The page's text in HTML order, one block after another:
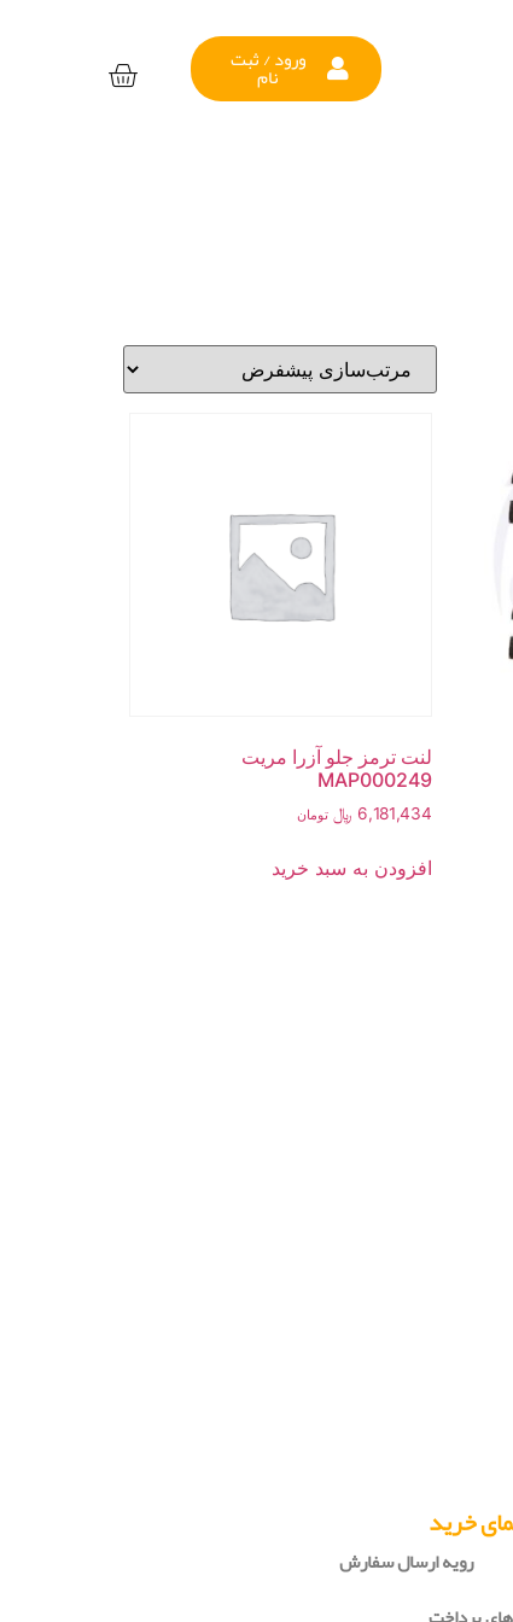
ورود / ثبت
نام
لنت ترمز جلو آزرا مریت
MAP000249
6,181,434 ﷼ تومان
افزودن به سبد خرید
خرید
رویه ارسال سفارش